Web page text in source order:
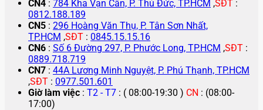
CN4 : 784 Kha Vạn Cân, P. Thủ Đức, TP.HCM ,SĐT :
0812.188.189
CN5 : 296 Hoàng Văn Thụ, P. Tân Sơn Nhất,
TP.HCM ,SĐT : 0845.15.15.16
CN6 : Số 6 Đường 297, P. Phước Long, TP.HCM ,SĐT :
0889.718.719
CN7 : 44A Lương Minh Nguyệt, P. Phú Thạnh, TP.HCM
,SĐT : 0977.501.601
Giờ làm việc : T2 - T7 : ( 08:00-19:30 ) CN : (08:00-
17:00)